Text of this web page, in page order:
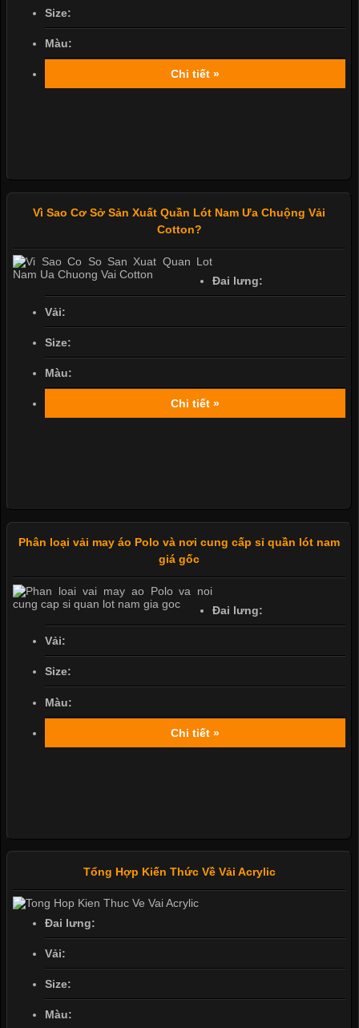
Size:
Màu:
Chi tiết »
Vì Sao Cơ Sở Sản Xuất Quần Lót Nam Ưa Chuộng Vải
Cotton?
Đai lưng:
Vải:
Size:
Màu:
Chi tiết »
Phân loại vải may áo Polo và nơi cung cấp sỉ quần lót nam
giá gốc
Đai lưng:
Vải:
Size:
Màu:
Chi tiết »
Tổng Hợp Kiến Thức Về Vải Acrylic
Đai lưng:
Vải:
Size:
Màu: